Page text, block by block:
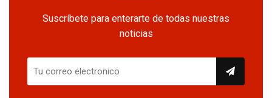
Suscríbete para enterarte de todas nuestras
noticias